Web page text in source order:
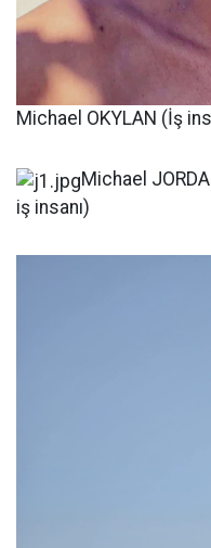
Michael OKYLAN (İş
Michael
iş insanı)